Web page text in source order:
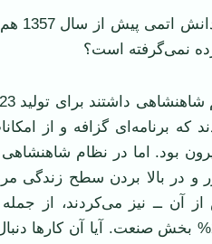
2 ــ آيا
نمی‌گرفته است؟
که برنامه‌ای گزافه و از
بود. اما در نظام
در بالا بردن سطح زندگی مردم
آن ــ نيز می‌کردند، از
ايران با رشد سالی 20% بخش صنعت. آيا آن